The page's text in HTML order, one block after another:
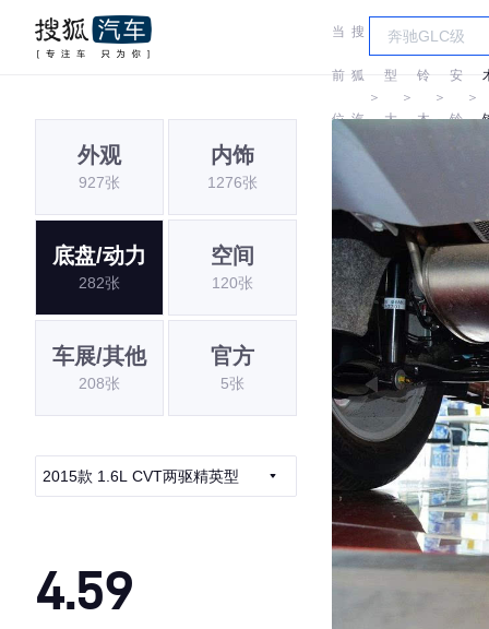
当
前
位
搜
狐
汽
＞
车
型
大
＞
铃
木
＞
长
安
铃
＞
外观
927张
内饰
1276张
底盘/动力
282张
空间
120张
车展/其他
208张
官方
5张
2015款 1.6L CVT两驱精英型
4.59